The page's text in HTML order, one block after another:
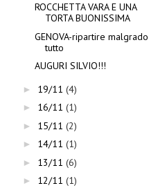
ROCCHETTA VARA E UNA
TORTA BUONISSIMA
GENOVA-ripartire malgrado
tutto
AUGURI SILVIO!!!
► 19/11 (4)
► 16/11 (1)
► 15/11 (2)
► 14/11 (1)
► 13/11 (6)
► 12/11 (1)